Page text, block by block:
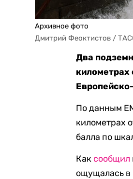
Архивное фото
Дмитрий Феоктистов /
Два
километрах
По данным
километрах
балла по
Как сообщил
ощущалась в